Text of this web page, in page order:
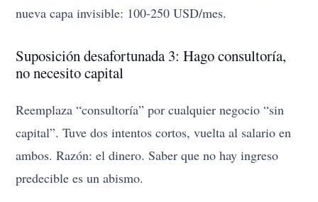
nueva capa invisible: 100-250 USD/mes.
Suposición desafortunada 3: Hago consultoría,
no necesito capital
Reemplaza “consultoría” por cualquier negocio “sin
capital”. Tuve dos intentos cortos, vuelta al salario en
ambos. Razón: el dinero. Saber que no hay ingreso
predecible es un abismo.